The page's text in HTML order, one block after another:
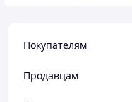
Покупателям
Продавцам